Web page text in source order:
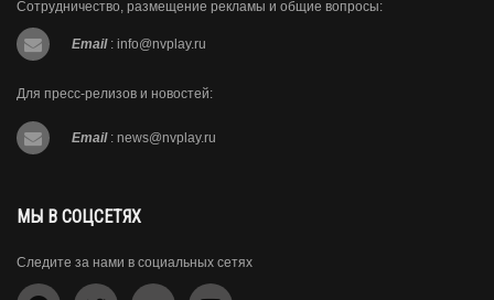
Сотрудничество, размещение рекламы и общие вопросы:
Email : info@nvplay.ru
Для пресс-релизов и новостей:
Email : news@nvplay.ru
МЫ В СОЦСЕТЯХ
Следите за нами в социальных сетях